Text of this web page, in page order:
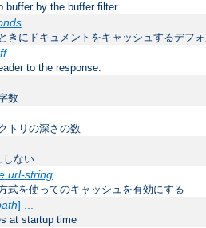
buffer by the buffer filter
きにドキュメントをキャッシュするデフ
to the response.
数
トリの深さの数
しない
url-string
式を使ってのキャッシュを有効にする
] ...
at startup time